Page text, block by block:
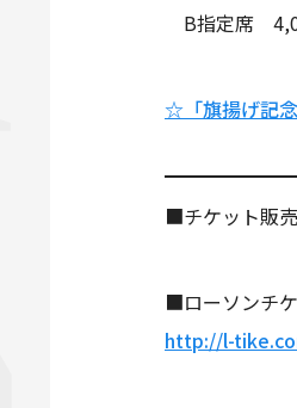
B指定席
☆「旗揚げ記
■チケット販
■ローソンチ
http://l-